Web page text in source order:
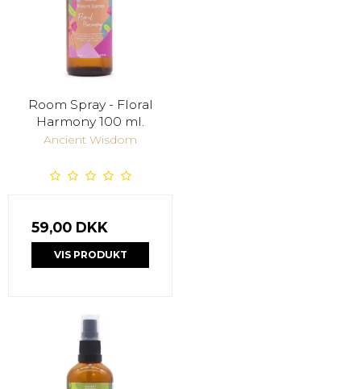
Room Spray - Floral
Harmony 100 ml.
Ancient Wisdom
59,00 DKK
VIS PRODUKT